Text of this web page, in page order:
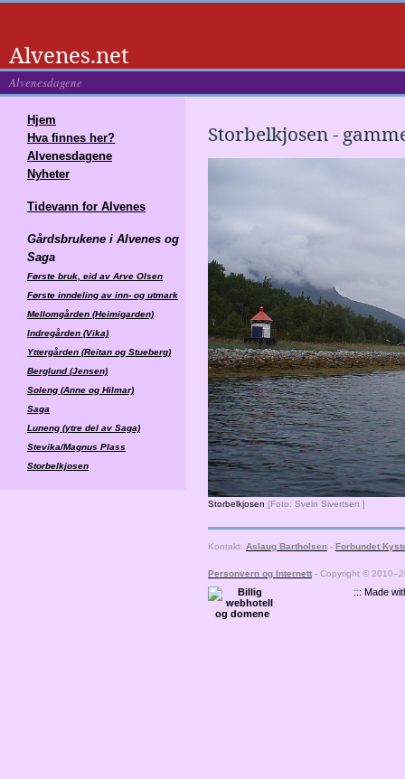
Alvenes.net
Alvenesdagene
Hjem
Hva finnes her?
Alvenesdagene
Nyheter
Tidevann for Alvenes
Gårdsbrukene i Alvenes og
Saga
Første bruk, eid av Arve Olsen
Første inndeling av inn- og utmark
Mellomgården (Heimigarden)
Indregården (Vika)
Yttergården (Reitan og Stueberg)
Berglund (Jensen)
Soleng (Anne og Hilmar)
Saga
Luneng (ytre del av Saga)
Stevika/Magnus Plass
Storbelkjosen
Storbelkjosen -
Storbelkjosen [Foto: Svein Sivertsen ]
Kontakt: Aslaug Bartholsen - Forbundet
Personvern og Internett - Copyright ©
::: Made